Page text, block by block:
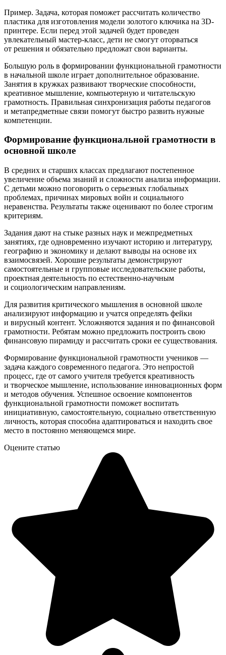
Пример. Задача, которая поможет рассчитать количество
пластика для изготовления модели золотого ключика на 3D-
принтере. Если перед этой задачей будет проведен
увлекательный мастер-класс, дети не смогут оторваться
от решения и обязательно предложат свои варианты.
Большую роль в формировании функциональной грамотности
в начальной школе играет дополнительное образование.
Занятия в кружках развивают творческие способности,
креативное мышление, компьютерную и читательскую
грамотность. Правильная синхронизация работы педагогов
и метапредметные связи помогут быстро развить нужные
компетенции.
Формирование функциональной грамотности в
основной школе
В средних и старших классах предлагают постепенное
увеличение объема знаний и сложности анализа информации.
С детьми можно поговорить о серьезных глобальных
проблемах, причинах мировых войн и социального
неравенства. Результаты также оценивают по более строгим
критериям.
Задания дают на стыке разных наук и межпредметных
занятиях, где одновременно изучают историю и литературу,
географию и экономику и делают выводы на основе их
взаимосвязей. Хорошие результаты демонстрируют
самостоятельные и групповые исследовательские работы,
проектная деятельность по естественно-научным
и социологическим направлениям.
Для развития критического мышления в основной школе
анализируют информацию и учатся определять фейки
и вирусный контент. Усложняются задания и по финансовой
грамотности. Ребятам можно предложить построить свою
финансовую пирамиду и рассчитать сроки ее существования.
Формирование функциональной грамотности учеников —
задача каждого современного педагога. Это непростой
процесс, где от самого учителя требуется креативность
и творческое мышление, использование инновационных форм
и методов обучения. Успешное освоение компонентов
функциональной грамотности поможет воспитать
инициативную, самостоятельную, социально ответственную
личность, которая способна адаптироваться и находить свое
место в постоянно меняющемся мире.
Оцените статью